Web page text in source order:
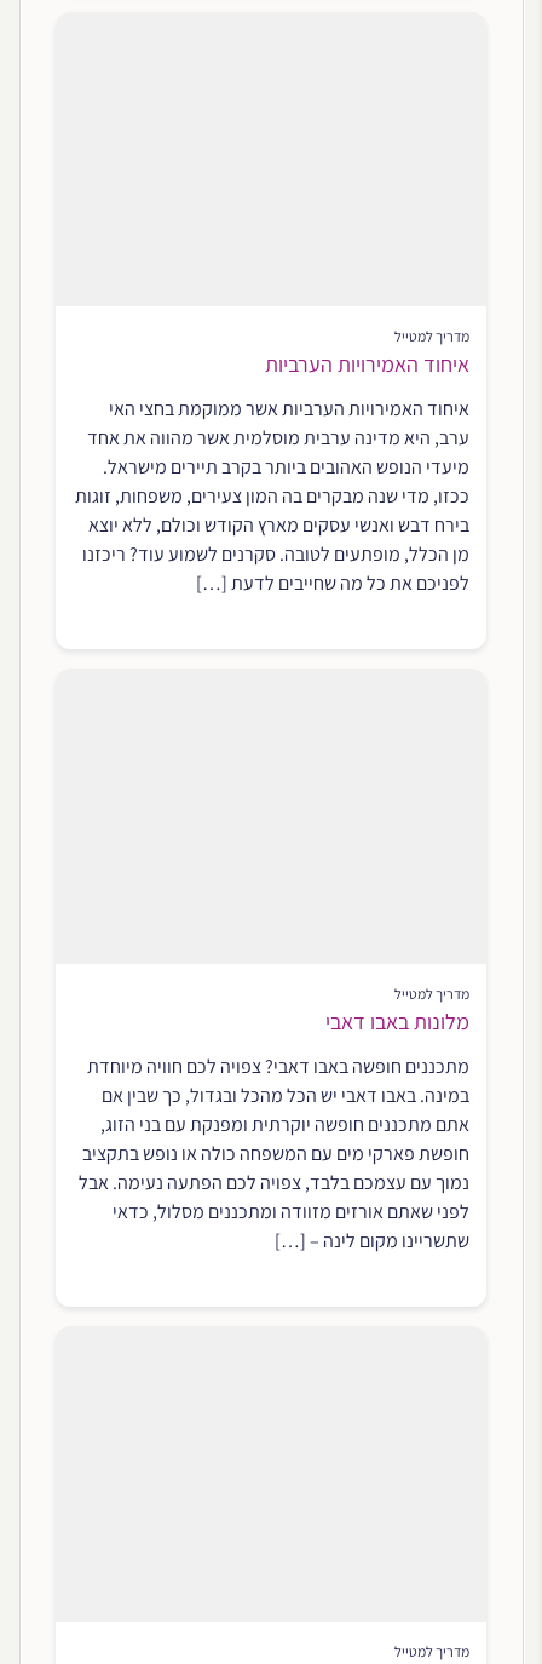
מדריך למטייל
איחוד האמירויות הערביות
איחוד האמירויות הערביות אשר ממוקמת בחצי האי
ערב, היא מדינה ערבית מוסלמית אשר מהווה את אחד
מיעדי הנופש האהובים ביותר בקרב תיירים מישראל.
ככזו, מדי שנה מבקרים בה המון צעירים, משפחות, זוגות
בירח דבש ואנשי עסקים מארץ הקודש וכולם, ללא יוצא
מן הכלל, מופתעים לטובה. סקרנים לשמוע עוד? ריכזנו
לפניכם את כל מה שחייבים לדעת […]
מדריך למטייל
מלונות באבו דאבי
מתכננים חופשה באבו דאבי? צפויה לכם חוויה מיוחדת
במינה. באבו דאבי יש הכל מהכל ובגדול, כך שבין אם
אתם מתכננים חופשה יוקרתית ומפנקת עם בני הזוג,
חופשת פארקי מים עם המשפחה כולה או נופש בתקציב
נמוך עם עצמכם בלבד, צפויה לכם הפתעה נעימה. אבל
לפני שאתם אורזים מזוודה ומתכננים מסלול, כדאי
שתשריינו מקום לינה – […]
מדריך למטייל